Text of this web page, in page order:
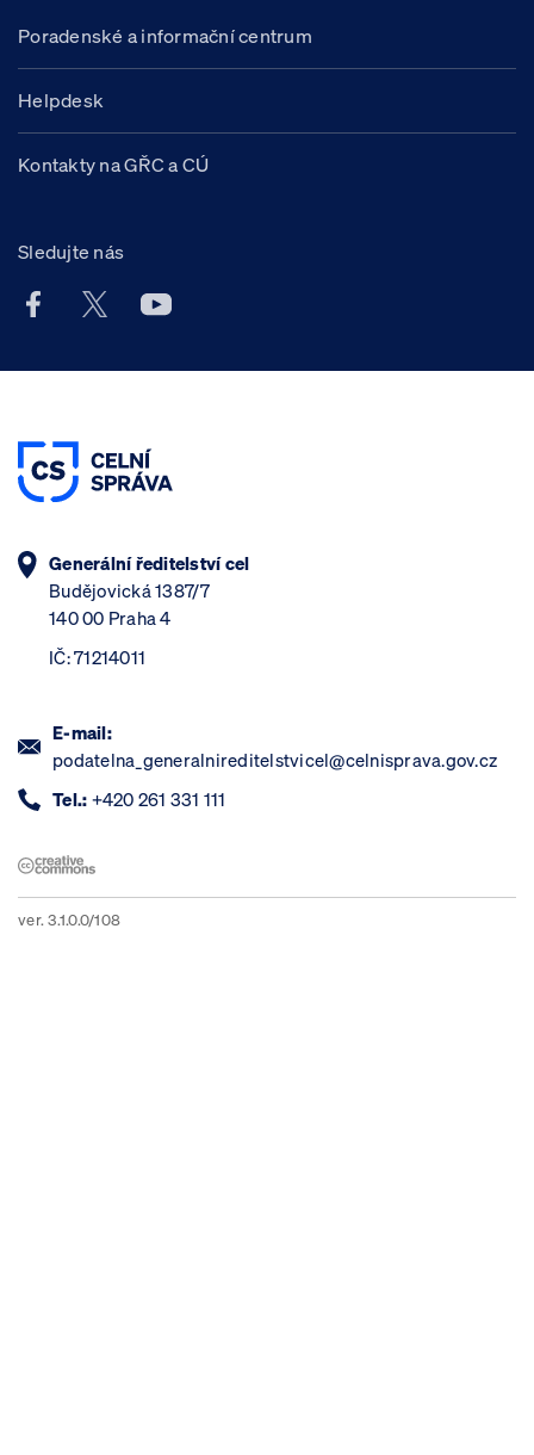
Poradenské a informační centrum
Helpdesk
Kontakty na GŘC a CÚ
Sledujte nás
Facebook účet Celní správy ČR
X účet Celní správy ČR
Youtube účet Celní správy ČR
Generální ředitelství cel
Budějovická 1387/7
140 00 Praha 4
IČ: 71214011
E-mail:
podatelna_generalnireditelstvicel@celnisprava.gov.cz
Tel.: +420 261 331 111
ver. 3.1.0.0/108